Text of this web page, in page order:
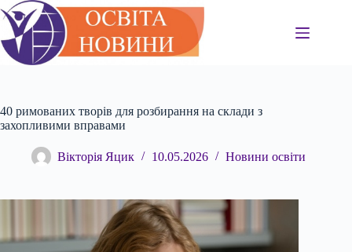
Перейти
до
вмісту
40 римованих творів для розбирання на склади з
захопливими вправами
Вікторія Яцик 10.05.2026 Новини освіти